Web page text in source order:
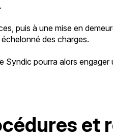
puis à une mise en
des charges.
Syndic pourra alors
et